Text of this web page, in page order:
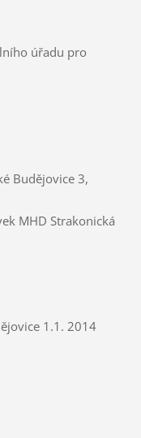
úřadu pro
Budějovice 3,
MHD Strakonická
1.1. 2014